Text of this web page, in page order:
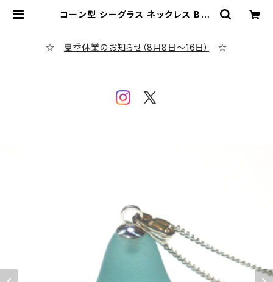
コーン型 シーグラス ネックレス BN-
☆ 夏季休業のお知らせ（8月8日～16日） ☆